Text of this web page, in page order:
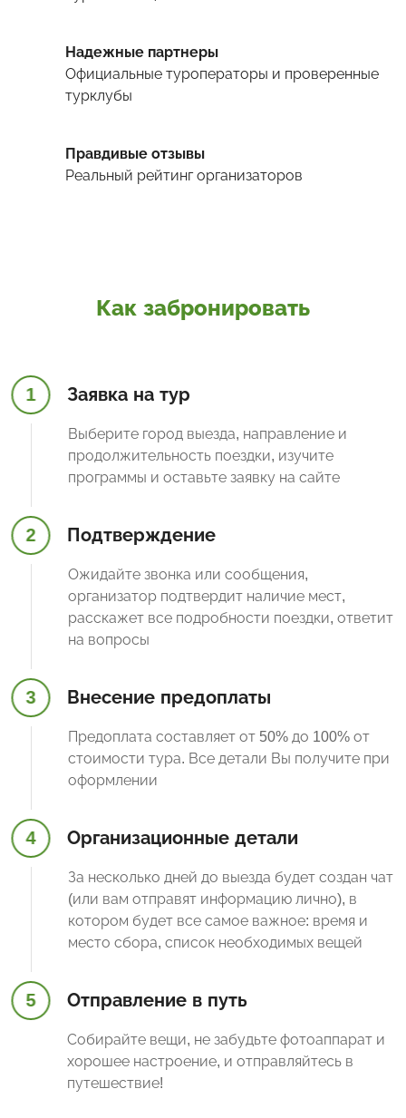
Надежные партнеры
Официальные туроператоры и проверенные
турклубы
Правдивые отзывы
Реальный рейтинг организаторов
Как забронировать
1 Заявка на тур
Выберите город выезда, направление и
продолжительность поездки, изучите
программы и оставьте заявку на сайте
2 Подтверждение
Ожидайте звонка или сообщения,
организатор подтвердит наличие мест,
расскажет все подробности поездки, ответит
на вопросы
3 Внесение предоплаты
Предоплата составляет от 50% до 100% от
стоимости тура. Все детали Вы получите при
оформлении
4 Организационные детали
За несколько дней до выезда будет создан чат
(или вам отправят информацию лично), в
котором будет все самое важное: время и
место сбора, список необходимых вещей
5 Отправление в путь
Собирайте вещи, не забудьте фотоаппарат и
хорошее настроение, и отправляйтесь в
путешествие!